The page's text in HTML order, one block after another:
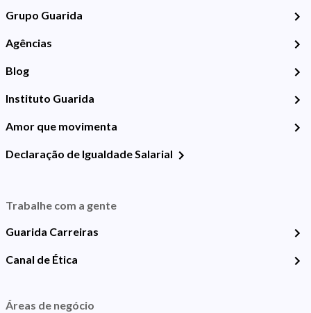
Grupo Guarida
Agências
Blog
Instituto Guarida
Amor que movimenta
Declaração de Igualdade Salarial
Trabalhe com a gente
Guarida Carreiras
Canal de Ética
Áreas de negócio